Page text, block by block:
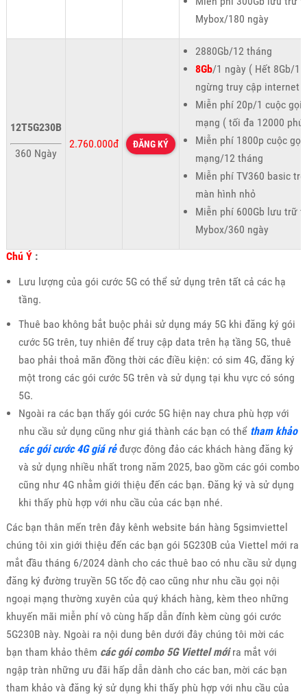
Mybox/180 ngày
12T5G230B
360 Ngày
2.760.000đ ĐĂNG KÝ
2880Gb/12 tháng
8Gb/1 ngày ( Hết 8Gb/1
ngừng truy cập internet )
Miễn phí 20p/1 cuộc gọi
mạng ( tối đa 12000
Miễn phí 1800p cuộc gọi
mạng/12 tháng
Miễn phí TV360 basic
màn hình nhỏ
Miễn phí 600Gb lưu trữ
Mybox/360 ngày
Chú Ý:
Lưu lượng của gói cước 5G có thể sử dụng trên tất cả các hạ
tầng.
Thuê bao không bắt buộc phải sử dụng máy 5G khi đăng ký gói
cước 5G trên, tuy nhiên để truy cập data trên hạ tầng 5G, thuê
bao phải thoả mãn đồng thời các điều kiện: có sim 4G, đăng ký
một trong các gói cước 5G trên và sử dụng tại khu vực có sóng
5G.
Ngoài ra các bạn thấy gói cước 5G hiện nay chưa phù hợp với
nhu cầu sử dụng cũng như giá thành các bạn có thể tham khảo
các gói cước 4G giá rẻđược đông đảo các khách hàng đăng ký
và sử dụng nhiều nhất trong năm 2025, bao gồm các gói combo
cũng như 4G nhằm giới thiệu đến các bạn. Đăng ký và sử dụng
khi thấy phù hợp với nhu cầu của các bạn nhé.
Các bạn thân mến trên đây kênh website bán hàng 5gsimviettel
chúng tôi xin giới thiệu đến các bạn gói 5G230B của Viettel mới ra
mắt đầu tháng 6/2024 dành cho các thuê bao có nhu cầu sử dụng
đăng ký đường truyền 5G tốc độ cao cũng như nhu cầu gọi nội
ngoại mạng thường xuyên của quý khách hàng, kèm theo những
khuyến mãi miễn phí vô cùng hấp dẫn đính kèm cùng gói cước
5G230B này. Ngoài ra nội dung bên dưới đây chúng tôi mời các
bạn tham khảo thêm các gói combo 5G Viettel mớira mắt với
ngập tràn những ưu đãi hấp dẫn dành cho các ban, mời các bạn
tham khảo và đăng ký sử dụng khi thấy phù hợp với nhu cầu của